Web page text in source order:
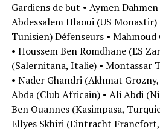
Gardiens de but • Aymen Dahmen
Abdessalem Hlaoui (US Monastir)
Tunisien) Défenseurs •
• Houssem Ben Romdhane (ES
(Salernitana, Italie) • Montassar
• Nader Ghandri (Akhmat Grozny,
Abda (Club Africain) • Ali Abdi
Ben Ouannes (Kasimpasa,
Ellyes Skhiri (Eintracht